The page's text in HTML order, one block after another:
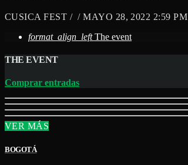
CUSICA FEST / / MAYO 28, 2022 2:59 PM
format_align_left The event
THE EVENT
Comprar entradas
VER MÁS
BOGOTÁ